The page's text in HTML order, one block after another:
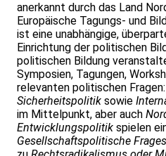
anerkannt durch das Land
Europäische Tagungs- und
ist eine unabhängige,
Einrichtung der politischen
politischen Bildung
Symposien, Tagungen,
relevanten politischen
Sicherheitspolitik sowie
im Mittelpunkt, aber auch
Entwicklungspolitik spielen
Gesellschaftspolitische